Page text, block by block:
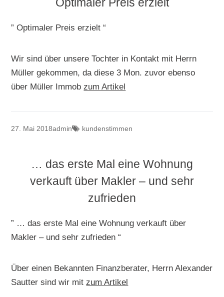
” Optimaler Preis erzielt “
Wir sind über unsere Tochter in Kontakt mit Herrn
Müller gekommen, da diese 3 Mon. zuvor ebenso
über Müller Immobzum Artikel
27. Mai 2018admin kundenstimmen
… das erste Mal eine Wohnung
verkauft über Makler – und sehr
zufrieden
” … das erste Mal eine Wohnung verkauft über
Makler – und sehr zufrieden “
Über einen Bekannten Finanzberater, Herrn Alexander
Sautter sind wir mitzum Artikel